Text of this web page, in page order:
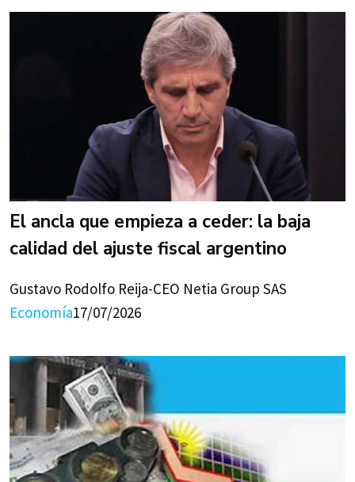
El ancla que empieza a ceder: la baja
calidad del ajuste fiscal argentino
Gustavo Rodolfo Reija-CEO Netia Group SAS
Economía17/07/2026